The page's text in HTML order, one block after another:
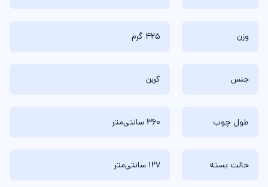
وزن 425 گرم
جنس کربن
طول چوب 360 سانتی‌متر
حالت بسته 127 سانتی‌متر